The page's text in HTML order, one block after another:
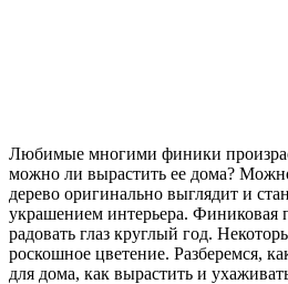
Любимые многими финики
можно ли вырастить ее дома?
дерево оригинально выглядит и
украшением интерьера. Финиковая
радовать глаз круглый год.
роскошное цветение. Разберемся,
для дома, как вырастить и